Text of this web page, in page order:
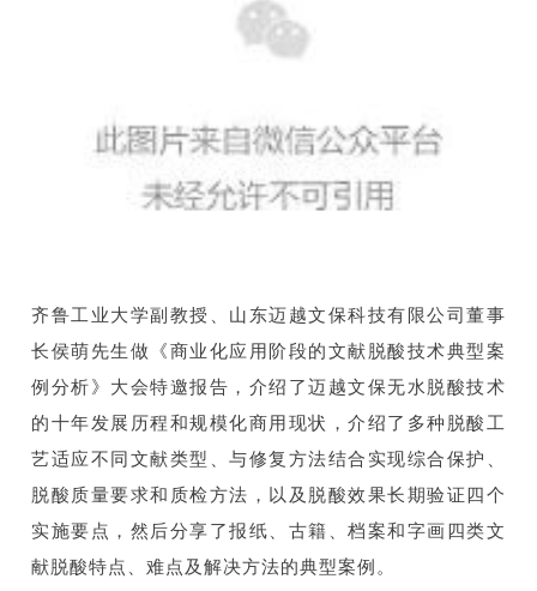
齐鲁工业大学副教授、山东迈越文保科技有限公司董事
长侯萌先生做《商业化应用阶段的文献脱酸技术典型案
例分析》大会特邀报告，介绍了迈越文保无水脱酸技术
的十年发展历程和规模化商用现状，介绍了多种脱酸工
艺适应不同文献类型、与修复方法结合实现综合保护、
脱酸质量要求和质检方法，以及脱酸效果长期验证四个
实施要点，然后分享了报纸、古籍、档案和字画四类文
献脱酸特点、难点及解决方法的典型案例。